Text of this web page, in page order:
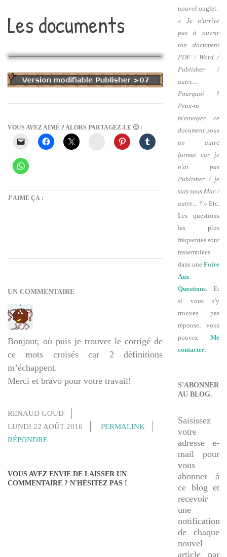
Les documents
VOUS AVEZ AIMÉ ? ALORS PARTAGEZ-LE 🙂 :
Instagram
J’AIME ÇA :
13
UN COMMENTAIRE
Bonjour, où puis je trouver le corrigé de
ce mots croisés car 2 définitions
m’échappent.
Merci et bravo pour votre travail!
RENAUD GOUD
LUNDI 22 AOÛT 2016
PERMALINK
RÉPONDRE
VOUS AVEZ ENVIE DE LAISSER UN
COMMENTAIRE ? N'HÉSITEZ PAS !
nouvel onglet.
« Je n'arrive
pas à ouvrir
ton document
PDF / Word /
Publisher /
autre...
Pourquoi ?
Peux-tu
m'envoyer ce
document sous
un autre
format car je
n'ai pas
Publisher / je
suis sous Mac /
autre... ? » Etc.
Les questions
les plus
fréquentes sont
rassemblées
dans une Foire
Aux
Questions . Et
si vous n'y
trouvez pas
réponse, vous
pouvez Me
contacter
S'ABONNER
AU BLOG.
Saisissez
votre
adresse e-
mail pour
vous
abonner à
ce blog et
recevoir
une
notification
de chaque
nouvel
article par